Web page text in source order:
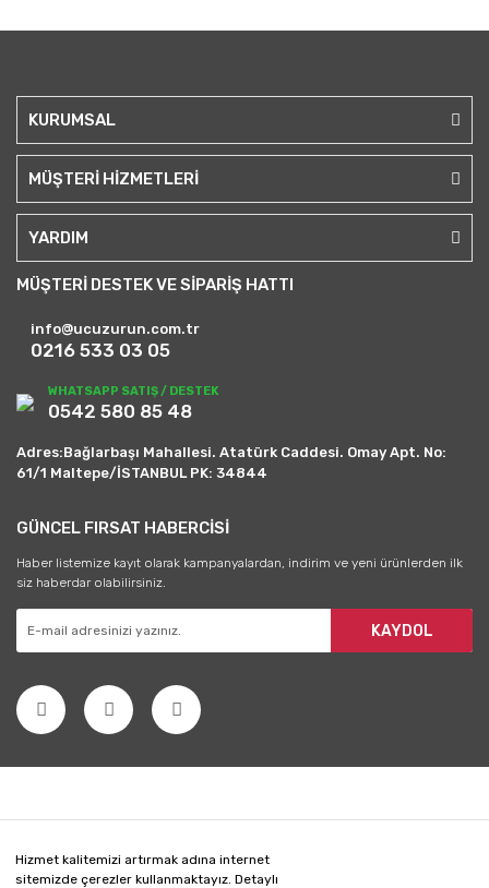
Hizmet kalitemizi artırmak adına internet
sitemizde çerezler kullanmaktayız. Detaylı
KURUMSAL
MÜŞTERİ HİZMETLERİ
YARDIM
MÜŞTERİ DESTEK VE SİPARİŞ HATTI
info@ucuzurun.com.tr
0216 533 03 05
WHATSAPP SATIŞ / DESTEK
0542 580 85 48
Adres:Bağlarbaşı Mahallesi. Atatürk Caddesi. Omay Apt. No:
61/1 Maltepe/İSTANBUL PK: 34844
GÜNCEL FIRSAT HABERCİSİ
Haber listemize kayıt olarak kampanyalardan, indirim ve yeni ürünlerden ilk
siz haberdar olabilirsiniz.
KAYDOL